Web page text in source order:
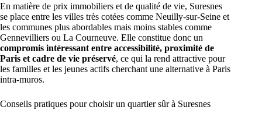
En matière de prix immobiliers et de qualité de vie, Suresnes
se place entre les villes très cotées comme Neuilly-sur-Seine et
les communes plus abordables mais moins stables comme
Gennevilliers ou La Courneuve. Elle constitue donc un
compromis intéressant entre accessibilité, proximité de
Paris et cadre de vie préservé, ce qui la rend attractive pour
les familles et les jeunes actifs cherchant une alternative à Paris
intra-muros.
Conseils pratiques pour choisir un quartier sûr à Suresnes